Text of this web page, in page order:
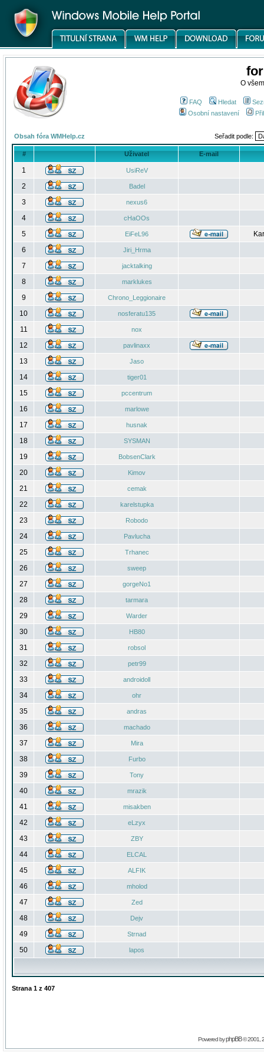
O
FAQ Hledat
Osobní nastavení
Obsah fóra WMHelp.cz Seřadit podle:
# Uživatel E-mail
1 UsiReV
2 Badel
3 nexus6
4 cHaOOs
5 EiFeL96
6
Jiri_Hrma
7 jacktalking
8 marklukes
9 Chrono_Leggionaire
10 nosferatu135
11 nox
12 pavlinaxx
13 Jaso
14 tiger01
15 pccentrum
16 marlowe
17 husnak
18 SYSMAN
19 BobsenClark
20 Kimov
21 cemak
22 karelstupka
23 Robodo
24 Pavlucha
25 Trhanec
26 sweep
27 gorgeNo1
28 tarmara
29 Warder
30 HB80
31 robsol
32 petr99
33 androidoll
34 ohr
35 andras
36 machado
37 Mira
38 Furbo
39 Tony
40 mrazik
41 misakben
42 eLzyx
43 ZBY
44 ELCAL
45 ALFIK
46 mholod
47 Zed
48 Dejv
49 Strnad
50 lapos
Strana 1 z 407
Powered byphpBB© 2001,